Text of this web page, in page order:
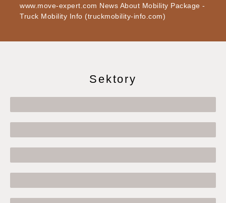
www.move-expert.com News About Mobility Package -
Truck Mobility Info (truckmobility-info.com)
Sektory